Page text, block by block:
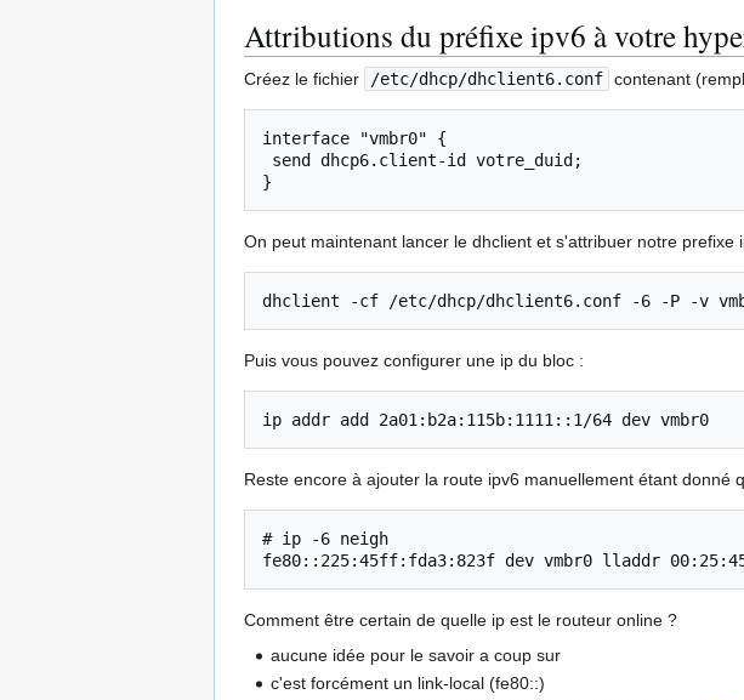
Attributions du préfixe ipv6 à votre
Créez le fichier /etc/dhcp/dhclient6.conf contenant
interface "vmbr0" {
On peut maintenant lancer le dhclient et s'attribuer notre prefixe
dhclient -cf /etc/dhcp/dhclient6.conf -6 -P -v
Puis vous pouvez configurer une ip du bloc :
ip addr add 2a01:b2a:115b:1111::1/64 dev vmbr0
Reste encore à ajouter la route ipv6 manuellement étant donné
# ip -6 neigh
Comment être certain de quelle ip est le routeur online ?
aucune idée pour le savoir a coup sur
c'est forcément un link-local (fe80::)